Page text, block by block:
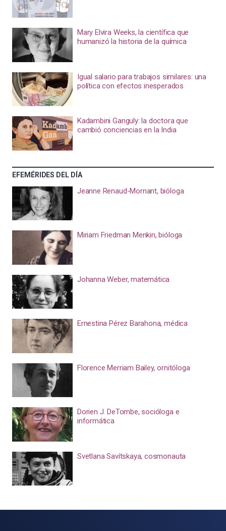
Mary Elvira Weeks, la científica que
humanizó la historia de la química
Igual salario para trabajos similares: una
política con efectos inesperados
Kadambini Ganguly: la doctora que
cambió conciencias en la India
EFEMÉRIDES DEL DÍA
Jeanne Renaud-Mornant, bióloga
Miriam Friedman Menkin, bióloga
Johanna Weber, matemática
Ernestina Pérez Barahona, médica
Florence Merriam Bailey, ornitóloga
Dorien J. DeTombe, socióloga e
informática
Svetlana Savítskaya, cosmonauta